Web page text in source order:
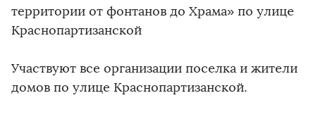
территории от фонтанов до Храма» по улице
Краснопартизанской
Участвуют все организации поселка и жители
домов по улице Краснопартизанской.